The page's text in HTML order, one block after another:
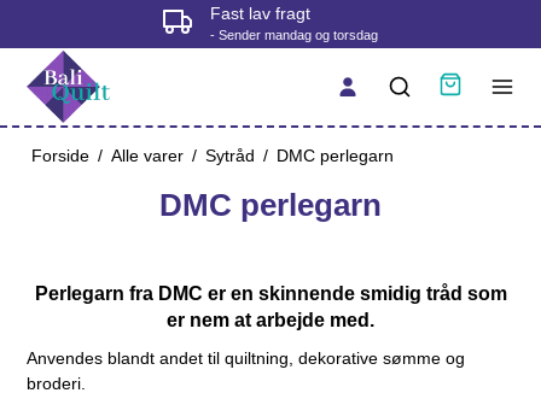
Fast lav fragt
- Sender mandag og torsdag
Forside / Alle varer / Sytråd / DMC perlegarn
DMC perlegarn
Perlegarn fra DMC er en skinnende smidig tråd som
er nem at arbejde med.
Anvendes blandt andet til quiltning, dekorative sømme og
broderi.